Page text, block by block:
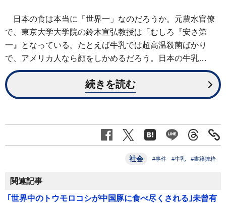
日本の食は本当に「世界一」なのだろうか。元農水官僚
で、東京大学大学院の鈴木宣弘教授は「むしろ『安さ第
一』となっている。たとえば牛乳では超高温殺菌ばかり
で、アメリカ人なら顔をしかめるだろう。日本の牛乳…
続きを読む
社会 #事件 #牛乳 #書籍抜粋
関連記事
｢世界中のトウモロコシが中国豚に食べ尽くされる｣未曾有